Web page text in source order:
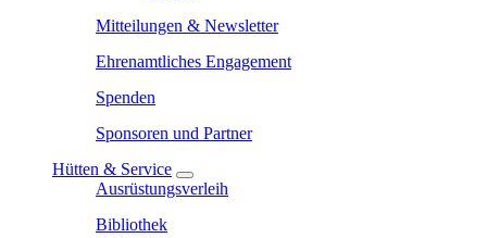
Mitteilungen & Newsletter
Ehrenamtliches Engagement
Spenden
Sponsoren und Partner
Hütten & Service
Ausrüstungsverleih
Bibliothek